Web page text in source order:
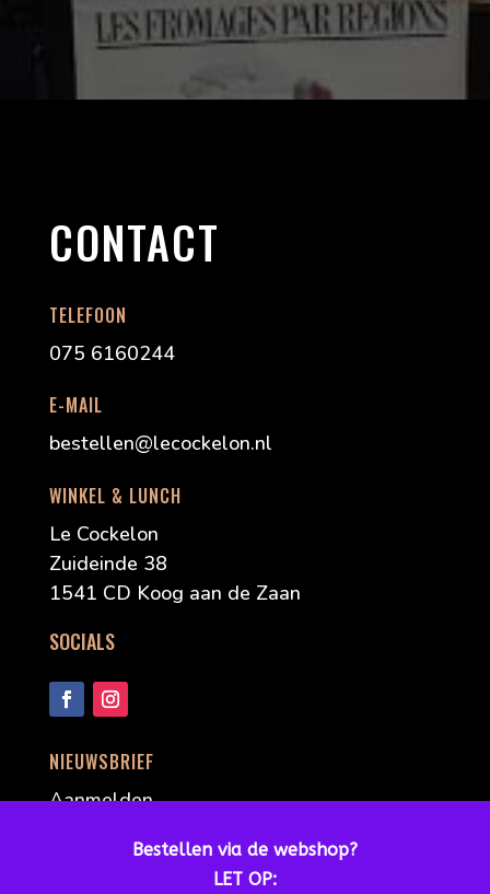
Bestellen via de webshop?
LET OP:
CONTACT
TELEFOON
075 6160244
E-MAIL
bestellen@lecockelon.nl
WINKEL & LUNCH
Le Cockelon
Zuideinde 38
1541 CD Koog aan de Zaan
SOCIALS
NIEUWSBRIEF
Aanmelden